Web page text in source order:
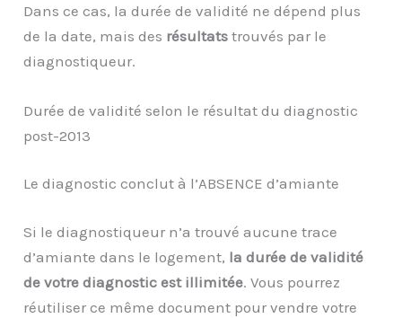
Dans ce cas, la durée de validité ne dépend plus
de la date, mais des résultats trouvés par le
diagnostiqueur.
Durée de validité selon le résultat du diagnostic
post-2013
Le diagnostic conclut à l’ABSENCE d’amiante
Si le diagnostiqueur n’a trouvé aucune trace
d’amiante dans le logement, la durée de validité
de votre diagnostic est illimitée. Vous pourrez
réutiliser ce même document pour vendre votre